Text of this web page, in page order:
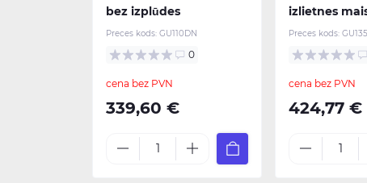
bez izplūdes
Preces kods: GU110DN
0
cena bez PVN
339,60 €
izlietnes
Preces kods:
cena bez PVN
424,77 €